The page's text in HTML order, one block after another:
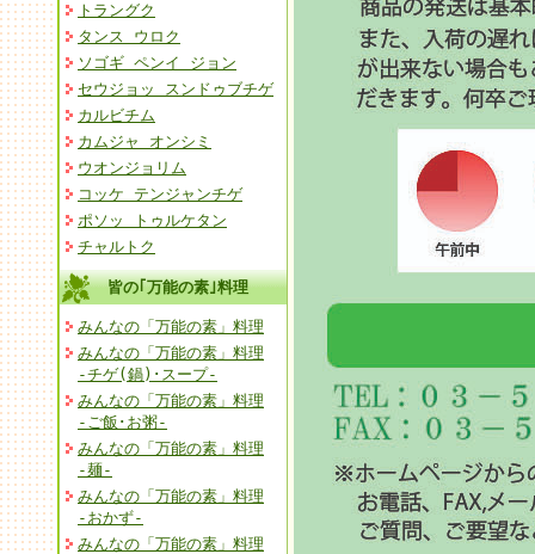
トラングク
タンス ウロク
ソゴギ ペンイ ジョン
セウジョッ スンドゥブチゲ
カルビチム
カムジャ オンシミ
ウオンジョリム
コッケ テンジャンチゲ
ポソッ トゥルケタン
チャルトク
皆の｢万能の素｣料理
みんなの「万能の素」料理
みんなの「万能の素」料理
-チゲ(鍋)･スープ-
みんなの「万能の素」料理
-ご飯･お粥-
みんなの「万能の素」料理
-麺-
みんなの「万能の素」料理
-おかず-
みんなの「万能の素」料理